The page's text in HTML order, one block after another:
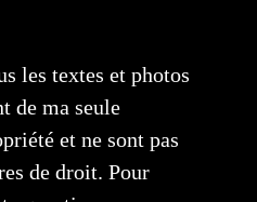
les textes et photos
de ma seule
et ne sont pas
de droit. Pour